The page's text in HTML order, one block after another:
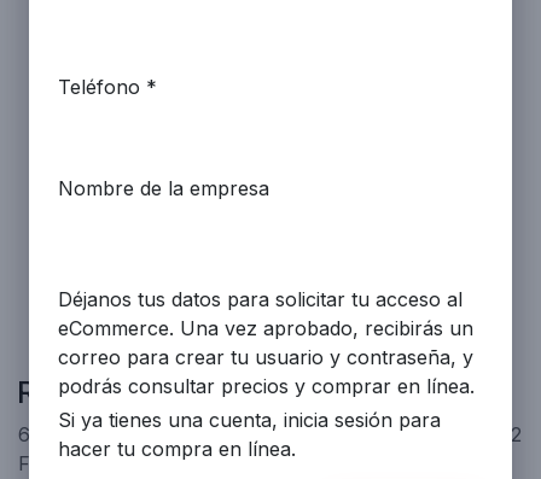
Rack de 6 cilindros 3+3 básico
6-Cylinder Rack 3+3 Basic - Sistema de supresión CO2
Fike conforme a NFPA 12. Aprobaciones UL/ULC
Teléfono *
Nombre de la empresa
Déjanos tus datos para solicitar tu acceso al
eCommerce. Una vez aprobado, recibirás un
correo para crear tu usuario y contraseña, y
podrás consultar precios y comprar en línea.
Si ya tienes una cuenta, inicia sesión para
hacer tu compra en línea.